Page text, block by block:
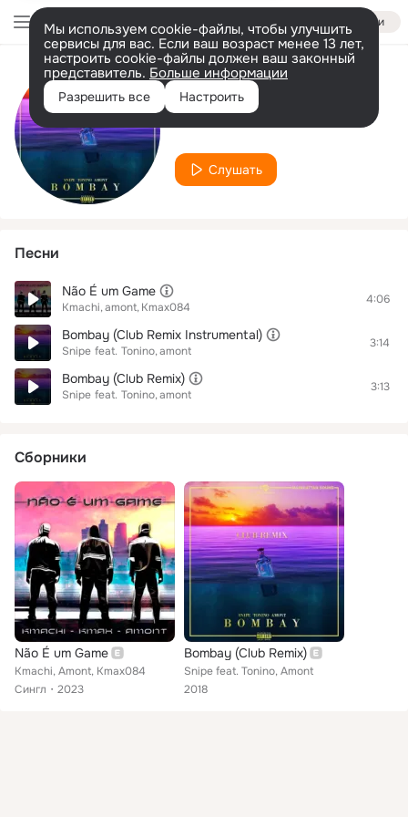
Войти
Мы используем cookie-файлы, чтобы улучшить
сервисы для вас. Если ваш возраст менее 13 лет,
настроить cookie-файлы должен ваш законный
представитель. Больше информации
Разрешить все Настроить
Исполнитель
amont
Слушать
Песни
Não É um Game
Kmachi amont Kmax084
4:06
Bombay (Club Remix Instrumental)
Snipe feat. Tonino amont
3:14
Bombay (Club Remix)
Snipe feat. Tonino amont
3:13
Сборники
Não É um Game
Kmachi, Amont, Kmax084
Сингл
2023
Bombay (Club Remix)
Snipe feat. Tonino, Amont
2018